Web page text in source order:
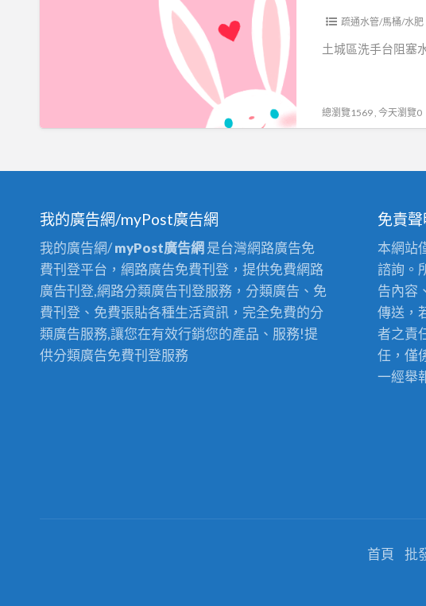
不
嗎
城
水
管
土
區
水
肥
土
城
抽
化
糞
疏通水管/馬桶/水肥
土城區洗手台阻塞
總瀏覽1569 , 今天瀏覽0
我的廣告網/myPost廣告網
我的廣告網/myPost廣告網是台灣網路廣告免
費刊登平台，網路廣告免費刊登，提供免費網路
廣告刊登,網路分類廣告刊登服務，分類廣告、免
費刊登、免費張貼各種生活資訊，完全免費的分
類廣告服務,讓您在有效行銷您的產品、服務!提
供分類廣告免費刊登服務
免責聲
本網站
諮詢。
告內容
傳送，
者之責
任，僅
一經舉
首頁 批